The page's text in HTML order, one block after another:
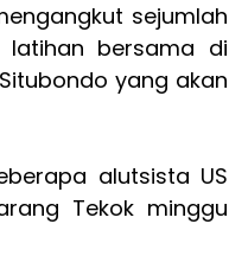
sejumlah
bersama di
yang akan
alutsista US
Tekok minggu